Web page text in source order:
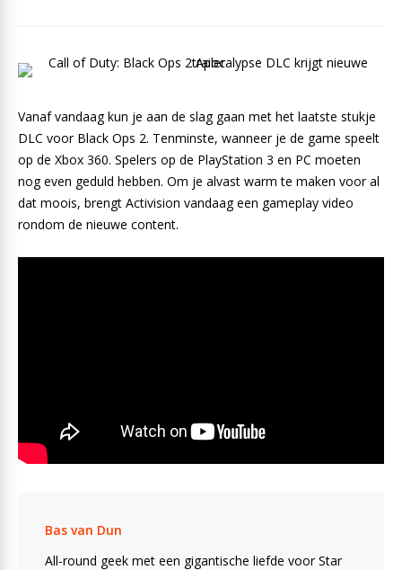
Vanaf vandaag kun je aan de slag gaan met het laatste stukje
DLC voor Black Ops 2. Tenminste, wanneer je de game speelt
op de Xbox 360. Spelers op de PlayStation 3 en PC moeten
nog even geduld hebben. Om je alvast warm te maken voor al
dat moois, brengt Activision vandaag een gameplay video
rondom de nieuwe content.
Bas van Dun
All-round geek met een gigantische liefde voor Star